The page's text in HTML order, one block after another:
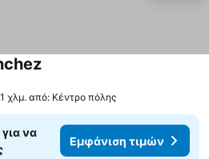
χλμ. από: Κέντρο πόλης
να
Εμφάνιση τιμών